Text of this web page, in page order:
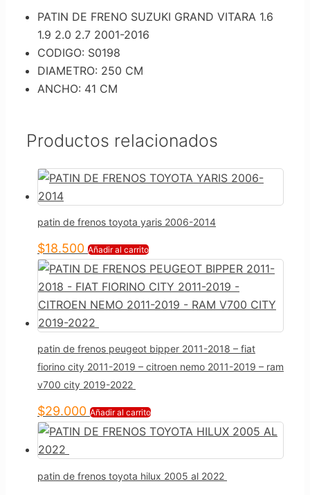
PATIN DE FRENO SUZUKI GRAND VITARA 1.6
1.9 2.0 2.7 2001-2016
CODIGO: S0198
DIAMETRO: 250 CM
ANCHO: 41 CM
Productos relacionados
patin de frenos toyota yaris 2006-2014
$18.500 Añadir al carrito
patin de frenos peugeot bipper 2011-2018 – fiat
fiorino city 2011-2019 – citroen nemo 2011-2019 – ram
v700 city 2019-2022
$29.000 Añadir al carrito
patin de frenos toyota hilux 2005 al 2022